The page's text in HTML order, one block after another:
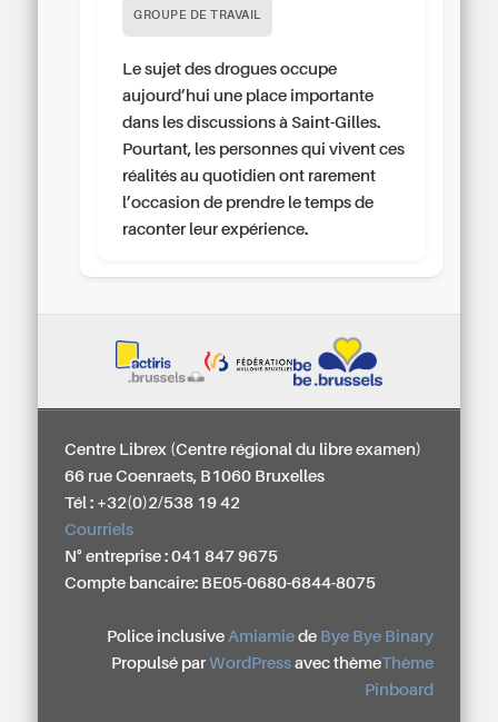
GROUPE DE TRAVAIL
Le sujet des drogues occupe
aujourd’hui une place importante
dans les discussions à Saint-Gilles.
Pourtant, les personnes qui vivent ces
réalités au quotidien ont rarement
l’occasion de prendre le temps de
raconter leur expérience.
Centre Librex (Centre régional du libre examen)
66 rue Coenraets, B1060 Bruxelles
Tél : +32(0)2/538 19 42
Courriels
N° entreprise : 041 847 9675
Compte bancaire: BE05-0680-6844-8075
Police inclusive Amiamiede Bye Bye Binary
Propulsé par WordPressavec thèmeThème
Pinboard